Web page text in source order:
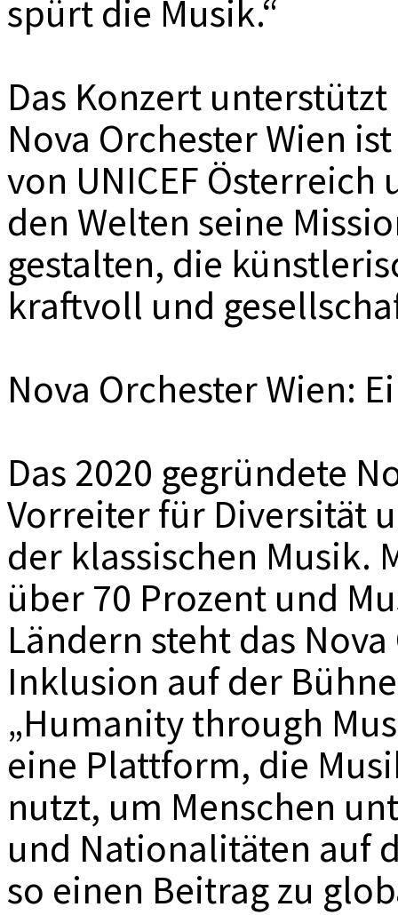
spürt die Musik.“
Das Konzert unterstützt
Nova Orchester Wien
von UNICEF
den Welten seine
gestalten, die
kraftvoll und
Nova Orchester Wien:
Das 2020 gegründete
Vorreiter für Diversität
der klassischen Musik.
über 70 Prozent und
Ländern steht das
Inklusion auf der
„Humanity through
eine Plattform, die
nutzt, um Menschen
und Nationalitäten auf
so einen Beitrag zu